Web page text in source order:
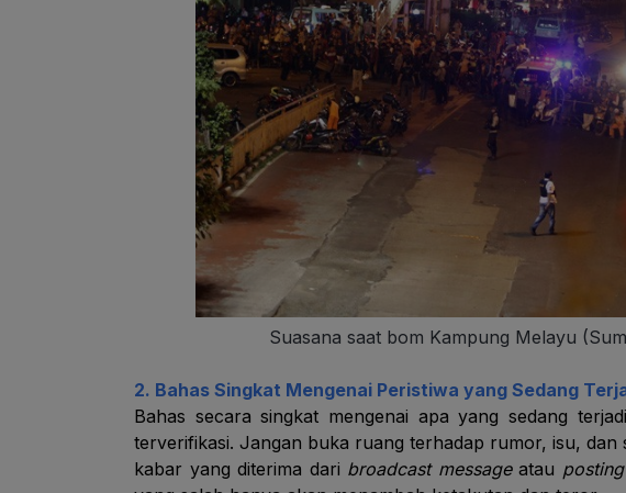
Suasana saat bom Kampung Melayu
2. Bahas Singkat Mengenai Peristiwa yang Sedang
Bahas secara singkat mengenai apa yang sedang
terverifikasi. Jangan buka ruang terhadap rumor, isu, dan
kabar yang diterima dari broadcast messageatau posting